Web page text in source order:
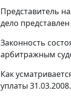
Представитель
дело
Законность
арбитражным
Как
уплаты 31.03.2008.